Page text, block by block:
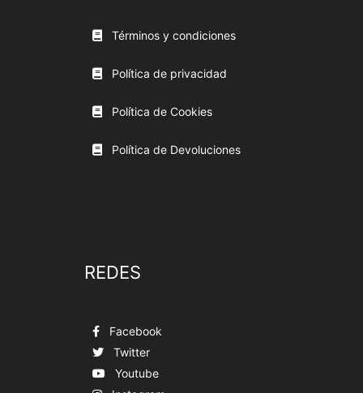
Términos y condiciones
Política de privacidad
Política de Cookies
Política de Devoluciones
REDES
Facebook
Twitter
Youtube